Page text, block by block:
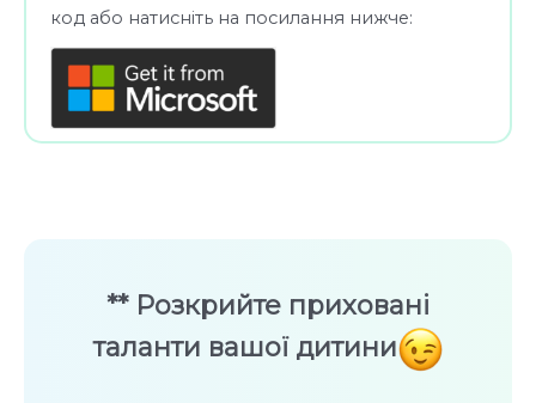
код або натисніть на посилання нижче:
** Розкрийте приховані
таланти вашої дитини